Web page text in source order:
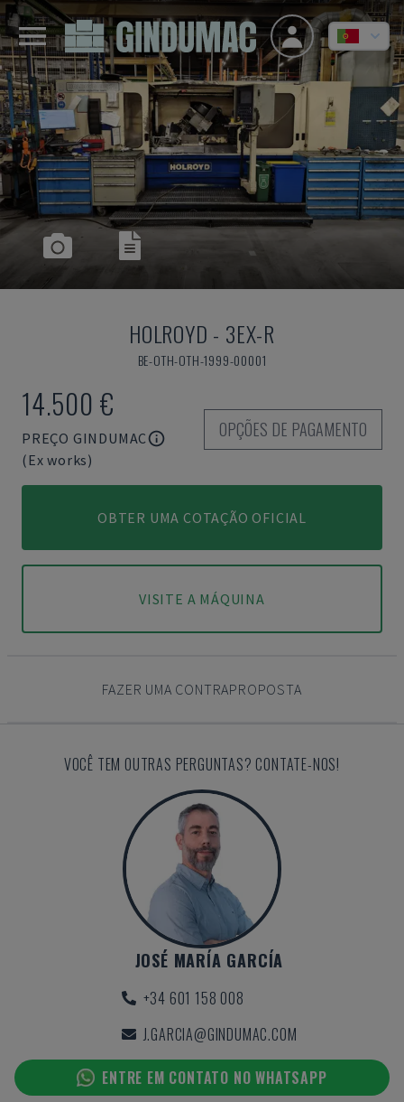
HOLROYD - 3EX-R
BE-OTH-OTH-1999-00001
14.500 €
PREÇO GINDUMAC
(Ex works)
OPÇÕES DE PAGAMENTO
OBTER UMA COTAÇÃO OFICIAL
VISITE A MÁQUINA
FAZER UMA CONTRAPROPOSTA
VOCÊ TEM OUTRAS PERGUNTAS? CONTATE-NOS!
JOSÉ MARÍA GARCÍA
+34 601 158 008
J.GARCIA@GINDUMAC.COM
ENTRE EM CONTATO NO WHATSAPP